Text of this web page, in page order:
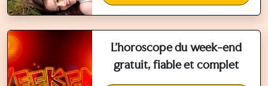
L'horoscope du week-end
gratuit, fiable et complet